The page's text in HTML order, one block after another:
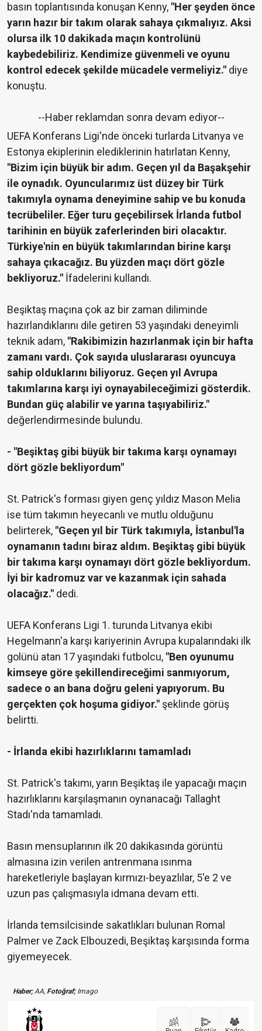
basın toplantısında konuşan Kenny, "Her şeyden önce
yarın hazır bir takım olarak sahaya çıkmalıyız. Aksi
olursa ilk 10 dakikada maçın kontrolünü
kaybedebiliriz. Kendimize güvenmeli ve oyunu
kontrol edecek şekilde mücadele vermeliyiz." diye
konuştu.
--Haber reklamdan sonra devam ediyor--
UEFA Konferans Ligi'nde önceki turlarda Litvanya ve
Estonya ekiplerinin elediklerinin hatırlatan Kenny,
"Bizim için büyük bir adım. Geçen yıl da Başakşehir
ile oynadık. Oyuncularımız üst düzey bir Türk
takımıyla oynama deneyimine sahip ve bu konuda
tecrübeliler. Eğer turu geçebilirsek İrlanda futbol
tarihinin en büyük zaferlerinden biri olacaktır.
Türkiye'nin en büyük takımlarından birine karşı
sahaya çıkacağız. Bu yüzden maçı dört gözle
bekliyoruz." İfadelerini kullandı.
Beşiktaş maçına çok az bir zaman diliminde
hazırlandıklarını dile getiren 53 yaşındaki deneyimli
teknik adam, "Rakibimizin hazırlanmak için bir hafta
zamanı vardı. Çok sayıda uluslararası oyuncuya
sahip olduklarını biliyoruz. Geçen yıl Avrupa
takımlarına karşı iyi oynayabileceğimizi gösterdik.
Bundan güç alabilir ve yarına taşıyabiliriz."
değerlendirmesinde bulundu.
- "Beşiktaş gibi büyük bir takıma karşı oynamayı
dört gözle bekliyordum"
St. Patrick's forması giyen genç yıldız Mason Melia
ise tüm takımın heyecanlı ve mutlu olduğunu
belirterek, "Geçen yıl bir Türk takımıyla, İstanbul'la
oynamanın tadını biraz aldım. Beşiktaş gibi büyük
bir takıma karşı oynamayı dört gözle bekliyordum.
İyi bir kadromuz var ve kazanmak için sahada
olacağız." dedi.
UEFA Konferans Ligi 1. turunda Litvanya ekibi
Hegelmann'a karşı kariyerinin Avrupa kupalarındaki ilk
golünü atan 17 yaşındaki futbolcu, "Ben oyunumu
kimseye göre şekillendireceğimi sanmıyorum,
sadece o an bana doğru geleni yapıyorum. Bu
gerçekten çok hoşuma gidiyor." şeklinde görüş
belirtti.
- İrlanda ekibi hazırlıklarını tamamladı
St. Patrick's takımı, yarın Beşiktaş ile yapacağı maçın
hazırlıklarını karşılaşmanın oynanacağı Tallaght
Stadı'nda tamamladı.
Basın mensuplarının ilk 20 dakikasında görüntü
almasına izin verilen antrenmana ısınma
hareketleriyle başlayan kırmızı-beyazlılar, 5'e 2 ve
uzun pas çalışmasıyla idmana devam etti.
İrlanda temsilcisinde sakatlıkları bulunan Romal
Palmer ve Zack Elbouzedi, Beşiktaş karşısında forma
giyemeyecek.
Haber;AA, Fotoğraf;Imago